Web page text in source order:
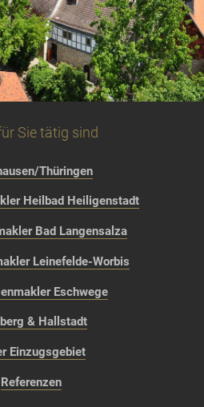
Sie tätig sind
Thüringen
Heilbad Heiligenstadt
Bad Langensalza
Leinefelde-Worbis
Eschwege
& Hallstadt
Einzugsgebiet
Referenzen